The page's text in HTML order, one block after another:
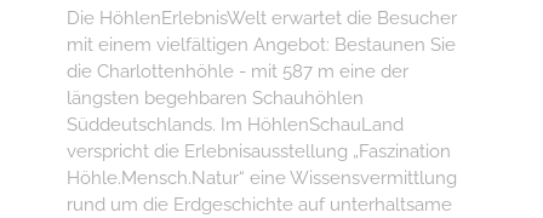
Die HöhlenErlebnisWelt erwartet die Besucher
mit einem vielfältigen Angebot: Bestaunen Sie
die Charlottenhöhle - mit 587 m eine der
längsten begehbaren Schauhöhlen
Süddeutschlands. Im HöhlenSchauLand
verspricht die Erlebnisausstellung „Faszination
Höhle.Mensch.Natur“ eine Wissensvermittlung
rund um die Erdgeschichte auf unterhaltsame